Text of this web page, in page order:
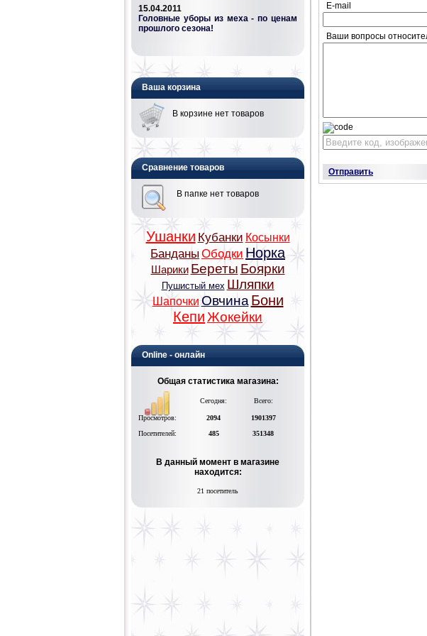
15.04.2011
Головные уборы из меха - по ценам
прошлого сезона!
Ваша корзина
В корзине нет товаров
Сравнение товаров
В папке нет товаров
Ушанки Кубанки Косынки
БанданыОбодки Норка
Шарики Береты Боярки
Пушистый мех Шляпки
Шапочки Овчина Бони
Кепи Жокейки
Online - онлайн
Общая статистика магазина:
Сегодня: Всего:
Просмотров: 2094
1901397
Посетителей:
485 351348
В данный момент в магазине
находится:
21 посетитель
E-mail
Ваши вопросы
Отправить